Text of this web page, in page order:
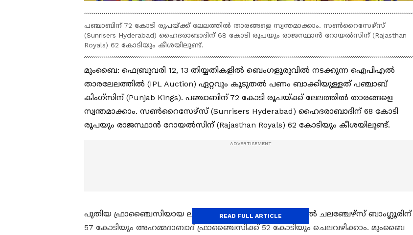
പഞ്ചാബിന് 72 കോടി രൂപയ്ക്ക് ലേലത്തില്‍ താരങ്ങളെ സ്വന്തമാക്കാം. സണ്‍റൈസേഴ്‌സ്
(Sunrisers Hyderabad) ഹൈദരാബാദിന് 68 കോടി രൂപയും രാജസ്ഥാന്‍ റോയല്‍സിന് (Rajasthan
Royals) 62 കോടിയും കീശയിലുണ്ട്.
മുംബൈ: ഫെബ്രുവരി 12, 13 തിയ്യതികളില്‍ ബെംഗളൂരുവില്‍ നടക്കുന്ന ഐപിഎല്‍
താരലേലത്തില്‍ (IPL Auction) ഏറ്റവും കൂടുതല്‍ പണം ബാക്കിയുള്ളത് പഞ്ചാബ്
കിംഗ്‌സിന് (Punjab Kings). പഞ്ചാബിന് 72 കോടി രൂപയ്ക്ക് ലേലത്തില്‍ താരങ്ങളെ
സ്വന്തമാക്കാം. സണ്‍റൈസേഴ്‌സ് (Sunrisers Hyderabad) ഹൈദരാബാദിന് 68 കോടി
രൂപയും രാജസ്ഥാന്‍ റോയല്‍സിന് (Rajasthan Royals) 62 കോടിയും കീശയിലുണ്ട്.
പുതിയ ഫ്രാഞ്ചൈസിയായ ലഖ്‌നൗവിന് 58 കോടിയും റോയല്‍ ചലഞ്ചേഴ്‌സ് ബാംഗ്ലൂരിന്
57 കോടിയും അഹമ്മദാബാദ് ഫ്രാഞ്ചൈസിക്ക് 52 കോടിയും ചെലവഴിക്കാം. മുംബൈ
READ FULL ARTICLE